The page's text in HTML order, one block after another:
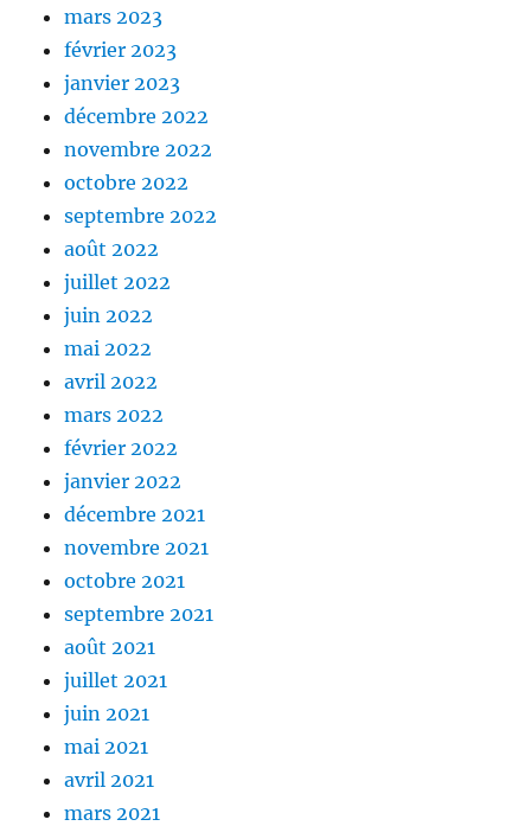
mars 2023
février 2023
janvier 2023
décembre 2022
novembre 2022
octobre 2022
septembre 2022
août 2022
juillet 2022
juin 2022
mai 2022
avril 2022
mars 2022
février 2022
janvier 2022
décembre 2021
novembre 2021
octobre 2021
septembre 2021
août 2021
juillet 2021
juin 2021
mai 2021
avril 2021
mars 2021